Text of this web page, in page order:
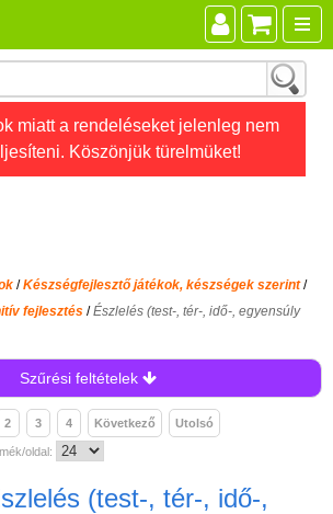
miatt a rendeléseket jelenleg nem
Köszönjük türelmüket!
/Készségfejlesztő játékok, készségek szerint /
fejlesztés /Észlelés (test-, tér-, idő-, egyensúly
Szűrési feltételek
2 3 4 Következő Utolsó
oldal:
(test-, tér-, idő-,
Összes játék
Játékok életkor szerint
Bébijátékok
Építőjáték
Foglalkoztató füzet
Fajátékok
Játék hangszer